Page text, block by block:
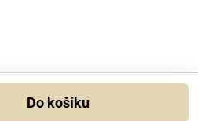
Do košíku